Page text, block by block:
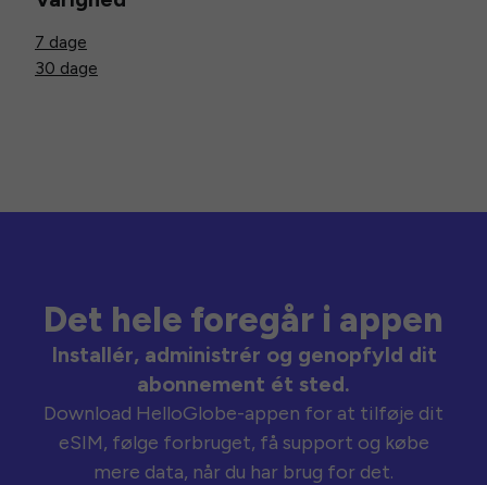
7 dage
30 dage
Det hele foregår i appen
Installér, administrér og genopfyld dit
abonnement ét sted.
Download HelloGlobe-appen for at tilføje dit
eSIM, følge forbruget, få support og købe
mere data, når du har brug for det.